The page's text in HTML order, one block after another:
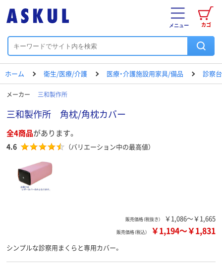
カゴ
メニュー
ホーム 衛生/医療/介護 医療・介護施設用家具/備品 診察
メーカー 三和製作所
三和製作所 角枕/角枕カバー
全4商品があります。
4.6 （バリエーション中の最高値）
販売価格（税抜き） ￥1,086～￥1,665
販売価格（税込） ￥1,194～￥1,831
シンプルな診察用まくらと専用カバー。